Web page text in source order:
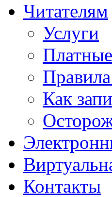
Читателям
Услуги
Как
Контакты